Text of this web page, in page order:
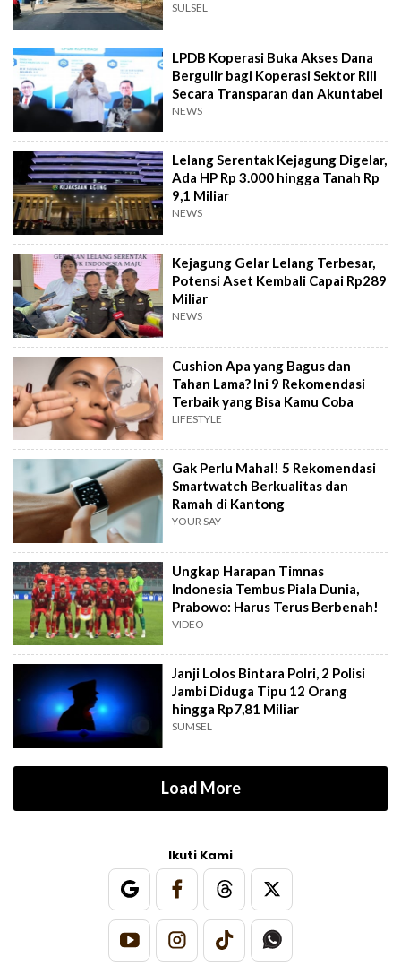
SULSEL
LPDB Koperasi Buka Akses Dana
Bergulir bagi Koperasi Sektor Riil
Secara Transparan dan Akuntabel
NEWS
Lelang Serentak Kejagung Digelar,
Ada HP Rp 3.000 hingga Tanah Rp
9,1 Miliar
NEWS
Kejagung Gelar Lelang Terbesar,
Potensi Aset Kembali Capai Rp289
Miliar
NEWS
Cushion Apa yang Bagus dan
Tahan Lama? Ini 9 Rekomendasi
Terbaik yang Bisa Kamu Coba
LIFESTYLE
Gak Perlu Mahal! 5 Rekomendasi
Smartwatch Berkualitas dan
Ramah di Kantong
YOUR SAY
Ungkap Harapan Timnas
Indonesia Tembus Piala Dunia,
Prabowo: Harus Terus Berbenah!
VIDEO
Janji Lolos Bintara Polri, 2 Polisi
Jambi Diduga Tipu 12 Orang
hingga Rp7,81 Miliar
SUMSEL
Load More
Ikuti Kami